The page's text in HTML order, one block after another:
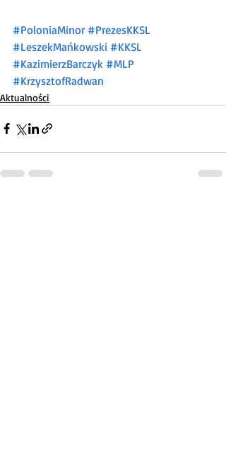
#PoloniaMinor #PrezesKKSL
#LeszekMańkowski #KKSL
#KazimierzBarczyk #MLP
#KrzysztofRadwan
Aktualności